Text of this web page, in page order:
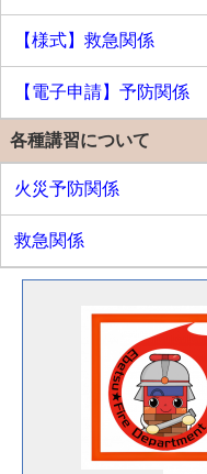
【様式】救急関係
【電子申請】予防関係
各種講習について
火災予防関係
救急関係